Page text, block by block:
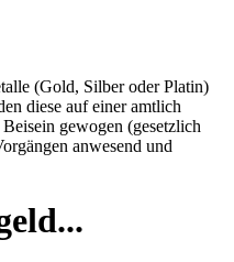
(Gold, Silber oder Platin)
diese auf einer amtlich
gewogen (gesetzlich
anwesend und